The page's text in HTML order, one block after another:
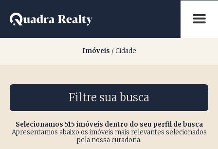
Imóveis na Cidade
Imóveis / Cidade
Filtre sua busca
Selecionamos 515 imóveis dentro do seu perfil de busca
Apresentamos abaixo os imóveis mais relevantes selecionados
pela nossa curadoria.